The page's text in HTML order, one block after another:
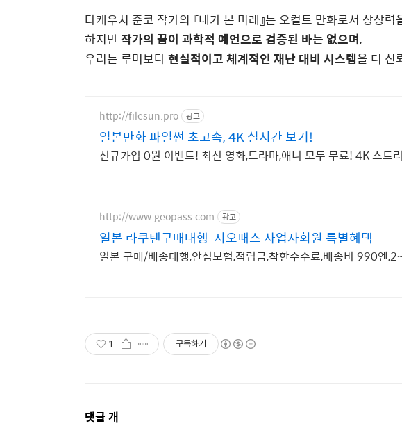
타케우치 준코 작가의 『내가 본 미래』는 오컬트 만화로서 상상
하지만작가의 꿈이 과학적 예언으로 검증된 바는 없으며,
우리는 루머보다현실적이고 체계적인 재난 대비 시스템을 더 신
http://filesun.pro 광고
일본만화 파일썬 초고속, 4K 실시간 보기!
신규가입 0원 이벤트! 최신 영화,드라마,애니 모두 무료! 4K 스트
http://www.geopass.com 광고
일본 라쿠텐구매대행-지오패스 사업자회원 특별혜택
일본 구매/배송대행,안심보험,적립금,착한수수료,배송비 990엔
1 구독하기
댓
댓글 개